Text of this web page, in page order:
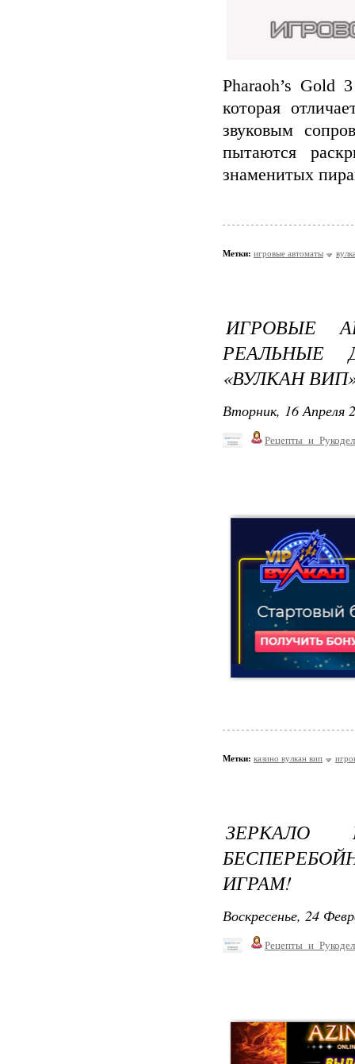
Pharaoh’s Gold
которая
звуковым
пытаются
знаменитых
Метки: игровые автоматы
ИГРОВЫЕ
РЕАЛЬНЫЕ
«ВУЛКАН
Вторник, 16 Апреля
Метки: казино вулкан вип
ЗЕРКАЛО
ИГРАМ!
Воскресенье, 24